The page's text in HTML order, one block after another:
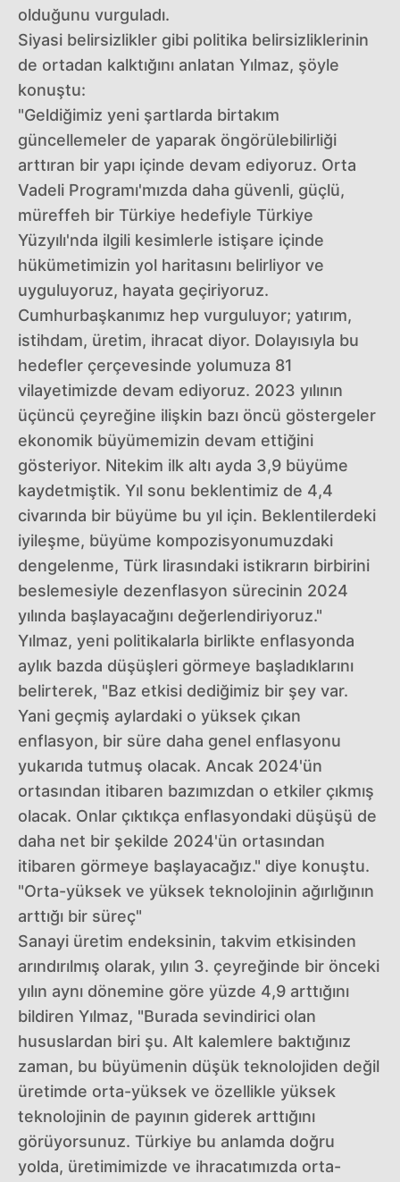
olduğunu vurguladı.
Siyasi belirsizlikler gibi politika belirsizliklerinin
de ortadan kalktığını anlatan Yılmaz, şöyle
konuştu:
"Geldiğimiz yeni şartlarda birtakım
güncellemeler de yaparak öngörülebilirliği
arttıran bir yapı içinde devam ediyoruz. Orta
Vadeli Programı'mızda daha güvenli, güçlü,
müreffeh bir Türkiye hedefiyle Türkiye
Yüzyılı'nda ilgili kesimlerle istişare içinde
hükümetimizin yol haritasını belirliyor ve
uyguluyoruz, hayata geçiriyoruz.
Cumhurbaşkanımız hep vurguluyor; yatırım,
istihdam, üretim, ihracat diyor. Dolayısıyla bu
hedefler çerçevesinde yolumuza 81
vilayetimizde devam ediyoruz. 2023 yılının
üçüncü çeyreğine ilişkin bazı öncü göstergeler
ekonomik büyümemizin devam ettiğini
gösteriyor. Nitekim ilk altı ayda 3,9 büyüme
kaydetmiştik. Yıl sonu beklentimiz de 4,4
civarında bir büyüme bu yıl için. Beklentilerdeki
iyileşme, büyüme kompozisyonumuzdaki
dengelenme, Türk lirasındaki istikrarın birbirini
beslemesiyle dezenflasyon sürecinin 2024
yılında başlayacağını değerlendiriyoruz."
Yılmaz, yeni politikalarla birlikte enflasyonda
aylık bazda düşüşleri görmeye başladıklarını
belirterek, "Baz etkisi dediğimiz bir şey var.
Yani geçmiş aylardaki o yüksek çıkan
enflasyon, bir süre daha genel enflasyonu
yukarıda tutmuş olacak. Ancak 2024'ün
ortasından itibaren bazımızdan o etkiler çıkmış
olacak. Onlar çıktıkça enflasyondaki düşüşü de
daha net bir şekilde 2024'ün ortasından
itibaren görmeye başlayacağız." diye konuştu.
"Orta-yüksek ve yüksek teknolojinin ağırlığının
arttığı bir süreç"
Sanayi üretim endeksinin, takvim etkisinden
arındırılmış olarak, yılın 3. çeyreğinde bir önceki
yılın aynı dönemine göre yüzde 4,9 arttığını
bildiren Yılmaz, "Burada sevindirici olan
hususlardan biri şu. Alt kalemlere baktığınız
zaman, bu büyümenin düşük teknolojiden değil
üretimde orta-yüksek ve özellikle yüksek
teknolojinin de payının giderek arttığını
görüyorsunuz. Türkiye bu anlamda doğru
yolda, üretimimizde ve ihracatımızda orta-